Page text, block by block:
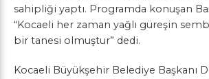
sahipliği yaptı. Programda konuşan
“Kocaeli her zaman yağlı güreşin
bir tanesi olmuştur” dedi.
Kocaeli Büyükşehir Belediye Başkanı